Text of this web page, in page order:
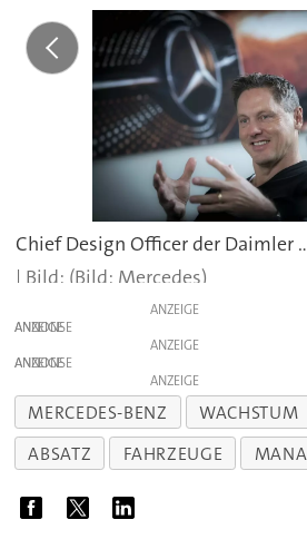
Chief Design Officer der
(Bild: Mercedes)
ANZEIGE
ANZEIGE
ANZEIGE
ANZEIGE
ANZEIGE
MERCEDES-BENZ WACHSTUM
ABSATZ
FAHRZEUGE